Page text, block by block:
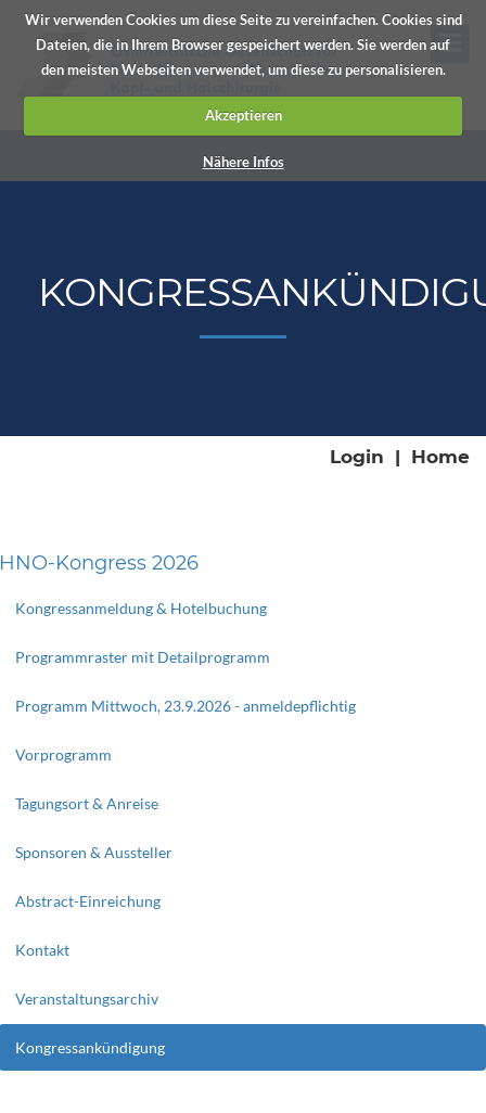
Wir verwenden Cookies um diese Seite zu vereinfachen. Cookies sind
Dateien, die in Ihrem Browser gespeichert werden. Sie werden auf
den meisten Webseiten verwendet, um diese zu personalisieren.
Akzeptieren
Nähere Infos
Login | Home
HNO-Kongress 2026
Kongressanmeldung & Hotelbuchung
Programmraster mit Detailprogramm
Programm Mittwoch, 23.9.2026 - anmeldepflichtig
Vorprogramm
Tagungsort & Anreise
Sponsoren & Aussteller
Abstract-Einreichung
Kontakt
Veranstaltungsarchiv
Kongressankündigung